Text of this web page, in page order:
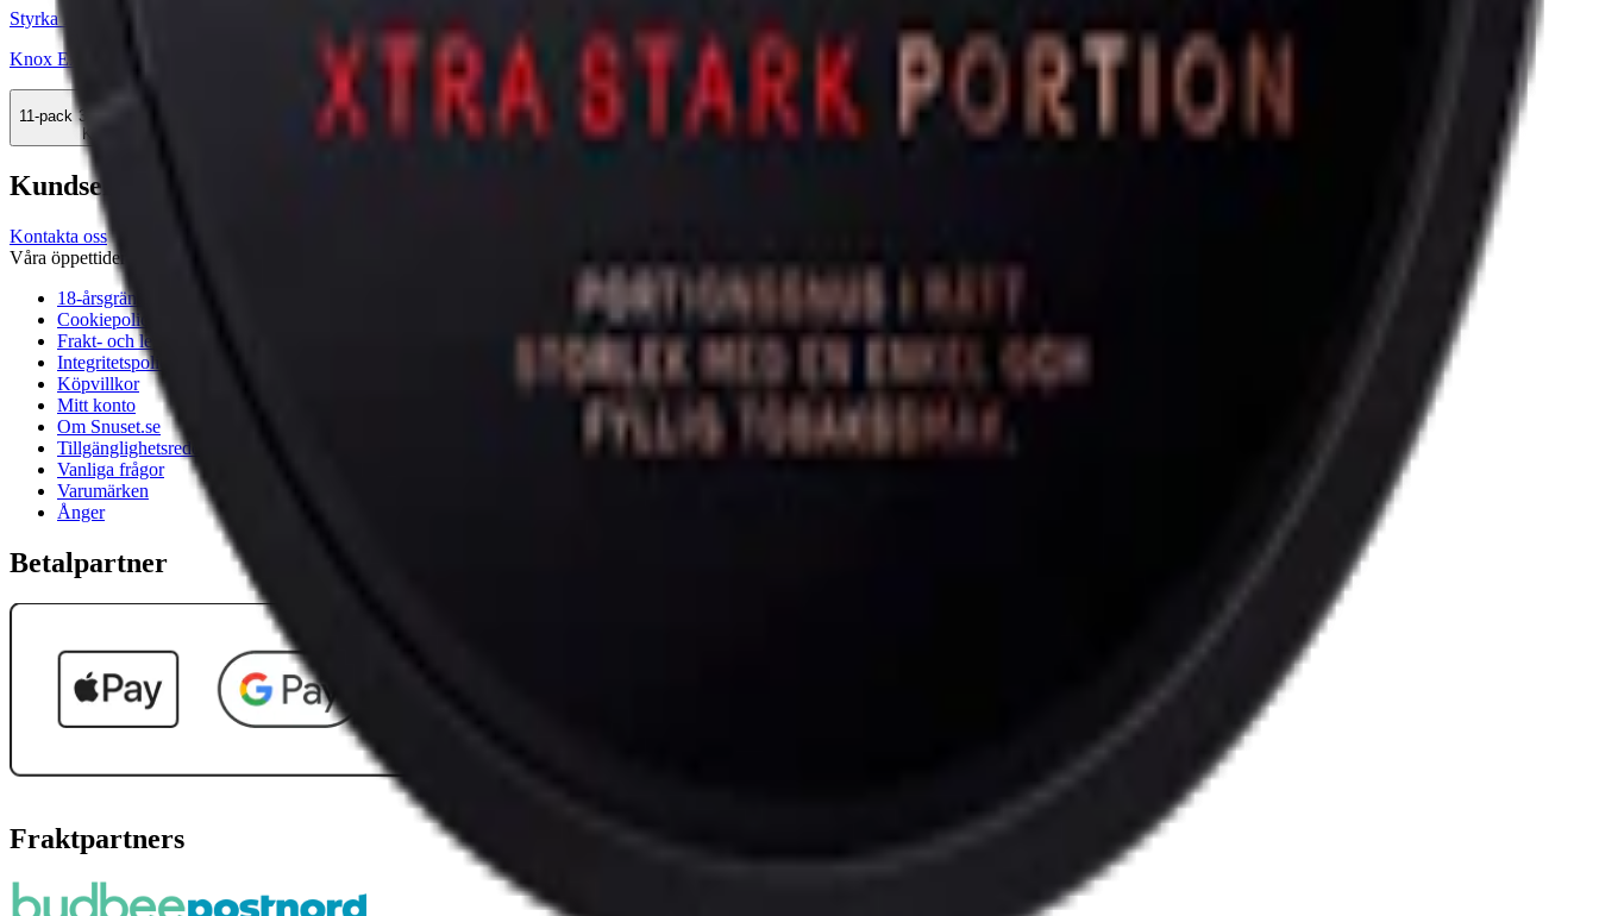
Styrka Extra Stark · Large
Knox Extra Stark Portion
11-pack 308,99 kr
Köp
Kundservice
Kontakta oss
Våra öppettider är: Alla dagar 08:00 - 18:00 Vi svarar vanligtvis inom 24 timmar på vardagar.
18-årsgräns
Cookiepolicy
Frakt- och leveransvillkor
Integritetspolicy
Köpvillkor
Mitt konto
Om Snuset.se
Tillgänglighetsredogörelse
Vanliga frågor
Varumärken
Ånger
Betalpartner
Fraktpartners